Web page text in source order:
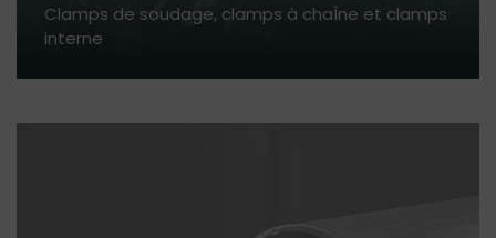
Clamps de soudage, clamps à chaÎne et clamps
interne